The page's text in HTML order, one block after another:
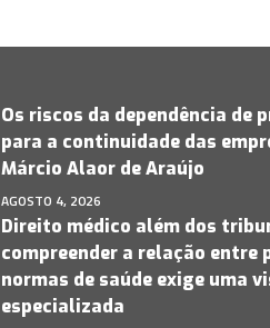
Os riscos da dependência de
para a continuidade das
Márcio Alaor de Araújo
AGOSTO 4, 2026
Direito médico além dos
compreender a relação entre
normas de saúde exige uma
especializada